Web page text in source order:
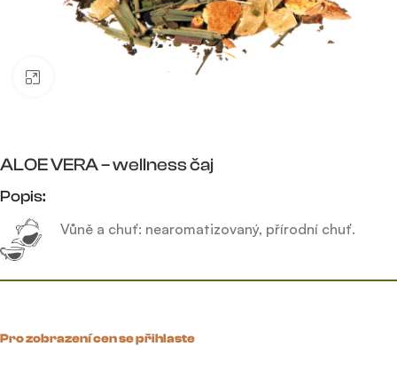
ALOE VERA – wellness čaj
Popis:
Vůně a chuť: nearomatizovaný, přírodní chuť.
Pro zobrazení cen se přihlaste